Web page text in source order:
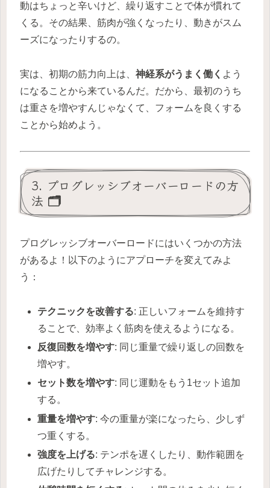
動はちょっと辛いけど、繰り返すことで体が慣れて
くる。その結果、筋肉が強くなったり、動きがスム
ーズになったりするの。
実は、初期の筋力向上は、 神経系がうまく働く よう
になることから来ているんだ。だから、最初のうち
は重さを増やすんじゃなくて、フォームを良くする
ことから始めよう。
3. プログレッシブオーバーロードの方
法 🗂️
プログレッシブオーバーロードにはいくつかの方法
があるよ！以下のようにアプローチを変えてみよ
う：
テクニックを改善する: 正しいフォームを維持す
ることで、効率よく筋肉を使えるようになる。
反復回数を増やす: 同じ重量で繰り返しの回数を
増やす。
セット数を増やす: 同じ運動をもう1セット追加
する。
重量を増やす: 今の重量が楽になったら、少しず
つ重くする。
強度を上げる: テンポを遅くしたり、動作範囲を
広げたりしてチャレンジする。